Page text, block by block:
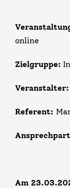
online
Zielgruppe:
Veranstalter:
Referent:
Am